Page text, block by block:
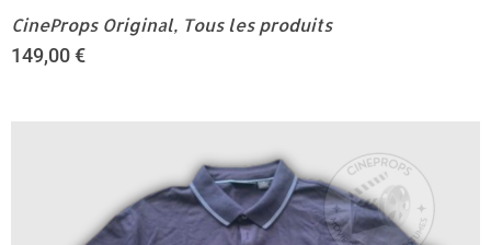
CineProps Original, Tous les produits
149,00€